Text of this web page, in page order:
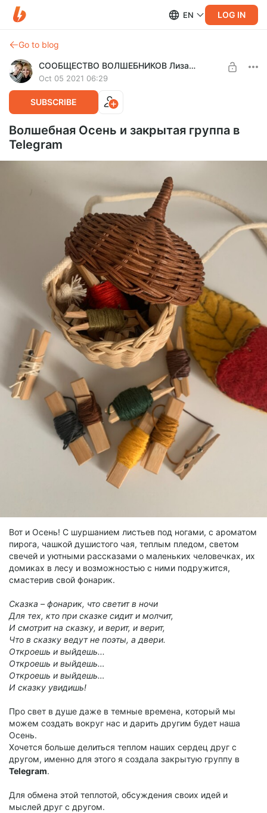
EN LOG IN
Go to blog
СООБЩЕСТВО ВОЛШЕБНИКОВ Лиза Арье
Oct 05 2021 06:29
SUBSCRIBE
Волшебная Осень и закрытая группа в
Telegram
Вот и Осень! С шуршанием листьев под ногами, с ароматом
пирога, чашкой душистого чая, теплым пледом, светом
свечей и уютными рассказами о маленьких человечках, их
домиках в лесу и возможностью с ними подружится,
смастерив свой фонарик.
Сказка – фонарик, что светит в ночи
Для тех, кто при сказке сидит и молчит,
И смотрит на сказку, и верит, и верит,
Что в сказку ведут не поэты, а двери.
Откроешь и выйдешь...
Откроешь и выйдешь…
Откроешь и выйдешь…
И сказку увидишь!
Про свет в душе даже в темные времена, который мы
можем создать вокруг нас и дарить другим будет наша
Осень.
Хочется больше делиться теплом наших сердец друг с
другом, именно для этого я создала закрытую группу в
Telegram.
Для обмена этой теплотой, обсуждения своих идей и
мыслей друг с другом.